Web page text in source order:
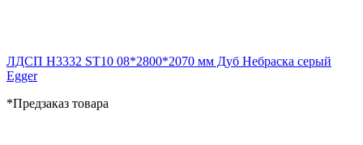
ЛДСП H3332 ST10 08*2800*2070 мм Дуб Небраска серый
Egger
*Предзаказ товара